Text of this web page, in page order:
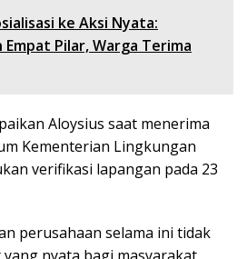
ke Aksi Nyata:
Pilar, Warga Terima
Aloysius saat menerima
Kementerian Lingkungan
verifikasi lapangan pada 23
perusahaan selama ini tidak